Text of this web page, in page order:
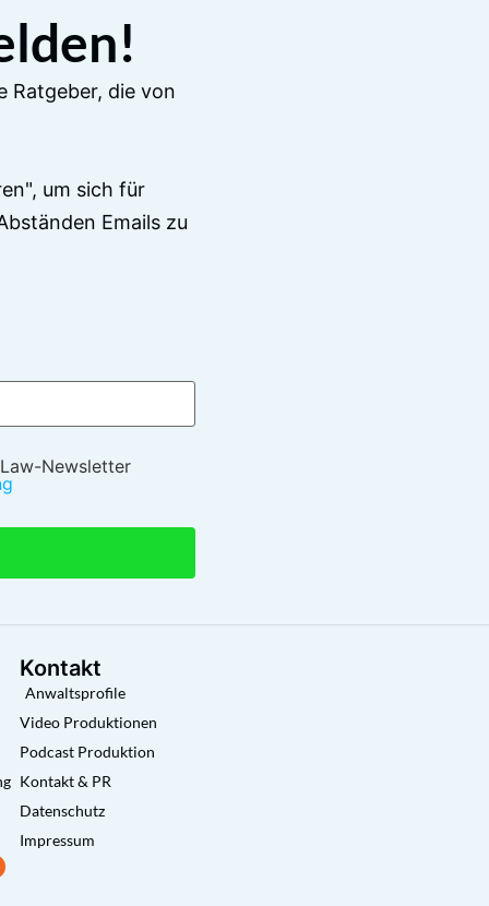
Ratgeber, die von
um sich für
Emails zu
Newsletter
Kontakt
Anwaltsprofile
Video Produktionen
Podcast Produktion
Kontakt & PR
Datenschutz
Impressum